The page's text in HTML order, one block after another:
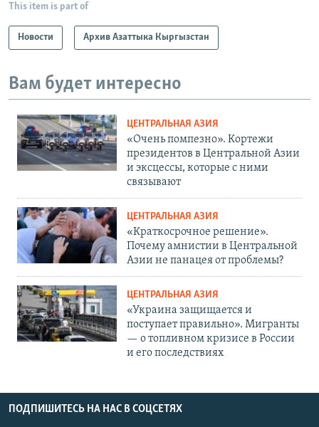
This item is part of
Новости Архив Азаттыка Кыргызстан
Вам будет интересно
ЦЕНТРАЛЬНАЯ АЗИЯ
«Очень помпезно». Кортежи
президентов в Центральной Азии
и эксцессы, которые с ними
связывают
ЦЕНТРАЛЬНАЯ АЗИЯ
«Краткосрочное решение».
Почему амнистии в Центральной
Азии не панацея от проблемы?
ЦЕНТРАЛЬНАЯ АЗИЯ
«Украина защищается и
поступает правильно». Мигранты
— о топливном кризисе в России
и его последствиях
ПОДПИШИТЕСЬ НА НАС В СОЦСЕТЯХ